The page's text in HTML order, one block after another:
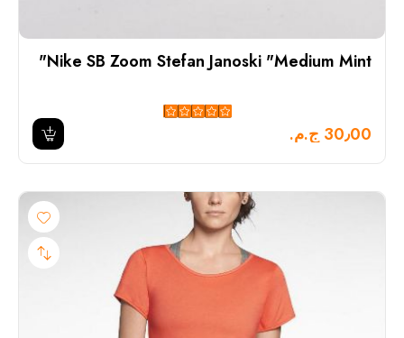
Nike SB Zoom Stefan Janoski "Medium Mint"
30٫00 ج.م.‏